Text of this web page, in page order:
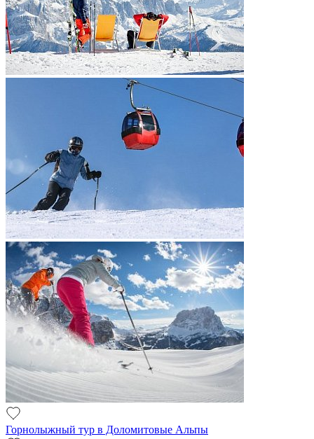
Горнолыжный тур в Доломитовые Альпы